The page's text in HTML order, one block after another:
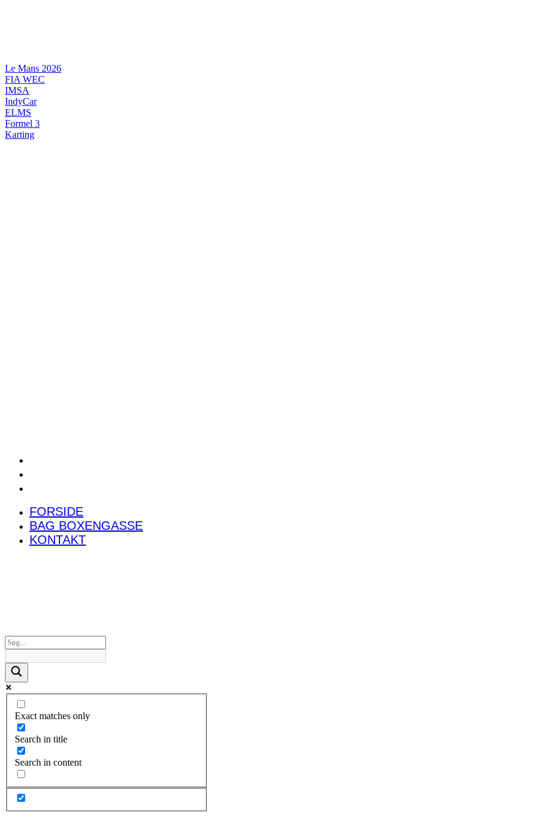
Le Mans 2026
FIA WEC
IMSA
IndyCar
ELMS
Formel 3
Karting
FORSIDE
BAG BOXENGASSE
KONTAKT
Exact matches only
Search in title
Search in content